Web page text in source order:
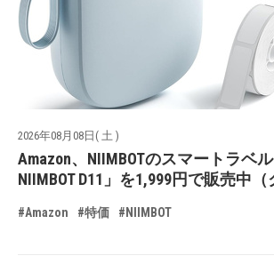
2026年08月08日( 土 )
Amazon、NIIMBOTのスマートラベ
NIIMBOT D11」を1,999円で販売中（
#Amazon #特価 #NIIMBOT